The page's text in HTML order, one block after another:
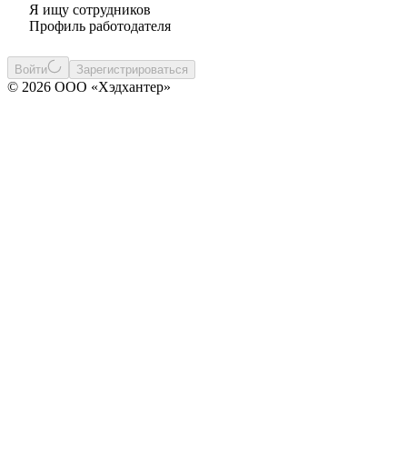
Я ищу сотрудников
Профиль работодателя
Войти Зарегистрироваться
© 2026 ООО «Хэдхантер»